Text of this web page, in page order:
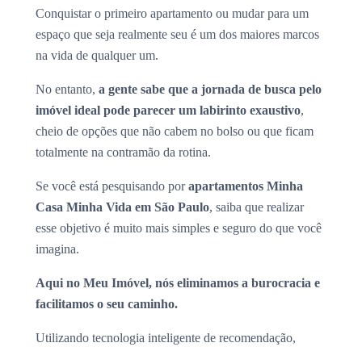
Conquistar o primeiro apartamento ou mudar para um
espaço que seja realmente seu é um dos maiores marcos
na vida de qualquer um.
No entanto, a gente sabe que a jornada de busca pelo
imóvel ideal pode parecer um labirinto exaustivo,
cheio de opções que não cabem no bolso ou que ficam
totalmente na contramão da rotina.
Se você está pesquisando porapartamentos Minha
Casa Minha Vida em São Paulo, saiba que realizar
esse objetivo é muito mais simples e seguro do que você
imagina.
Aqui no Meu Imóvel, nós eliminamos a burocracia e
facilitamos o seu caminho.
Utilizando tecnologia inteligente de recomendação,